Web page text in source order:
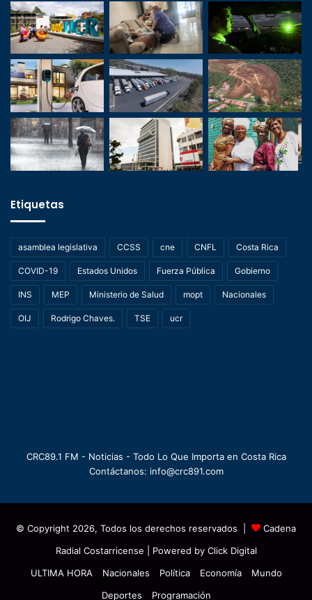
Etiquetas
asamblea legislativa CCSS cne CNFL Costa Rica
COVID-19 Estados Unidos Fuerza Pública Gobierno
INS MEP Ministerio de Salud mopt Nacionales
OIJ Rodrigo Chaves. TSE ucr
CRC89.1 FM - Noticias - Todo Lo Que Importa en Costa Rica
Contáctanos: info@crc891.com
© Copyright 2026, Todos los derechos reservados |
Cadena
Radial Costarricense | Powered by Click Digital
ULTIMA HORA
Nacionales Política Economía
Mundo
Deportes
Programación